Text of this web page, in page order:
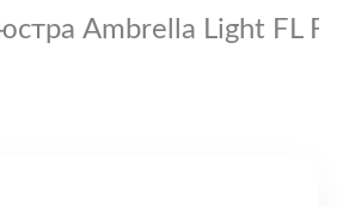
Ambrella Light FL